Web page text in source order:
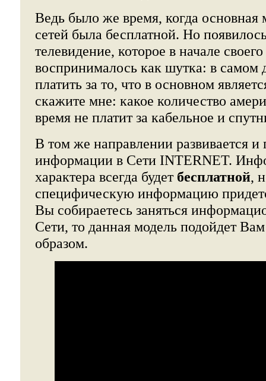
Ведь было же время, когда основная
сетей была бесплатной. Но
телевидение, которое в начале
воспринималось как шутка: в самом
платить за то, что в основном
скажите мне: какое количество
время не платит за кабельное и
В том же направлении развивается и
информации в Сети INTERNET.
характера всегда будет бесплатной,
специфическую информацию
Вы собираетесь заняться
Сети, то данная модель подойдет
образом.